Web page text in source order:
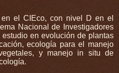
en el CIEco, con nivel D en el
Nacional de Investigadores
en evolución de plantas
ecología para el manejo
y manejo in situ de